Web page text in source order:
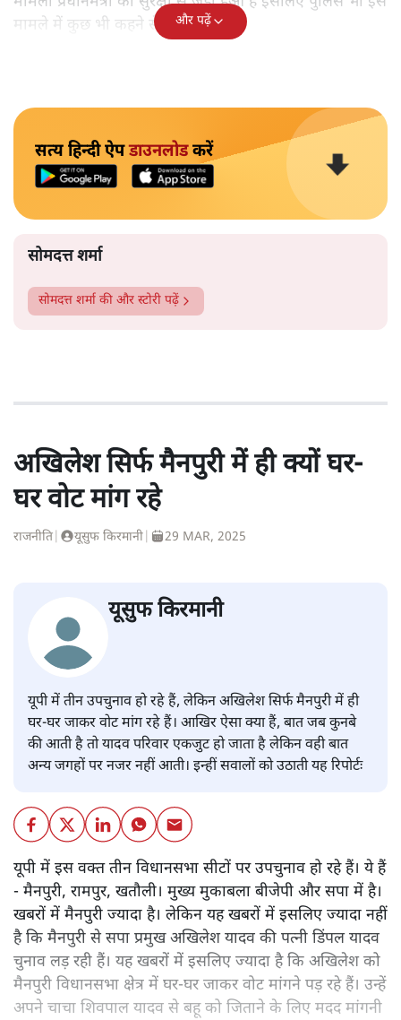
मामले में कुछ भी कहने से बच रही है।
और पढ़ें
सत्य हिन्दी ऐपडाउनलोडकरें
सोमदत्त शर्मा
सोमदत्त शर्मा की और स्टोरी पढ़ें
अखिलेश सिर्फ मैनपुरी में ही क्यों घर-
घर वोट मांग रहे
राजनीति यूसुफ किरमानी 29 MAR, 2025
यूसुफ किरमानी
यूपी में तीन उपचुनाव हो रहे हैं, लेकिन अखिलेश सिर्फ मैनपुरी में ही
घर-घर जाकर वोट मांग रहे हैं। आखिर ऐसा क्या हैं, बात जब कुनबे
की आती है तो यादव परिवार एकजुट हो जाता है लेकिन वही बात
अन्य जगहों पर नजर नहीं आती। इन्हीं सवालों को उठाती यह रिपोर्टः